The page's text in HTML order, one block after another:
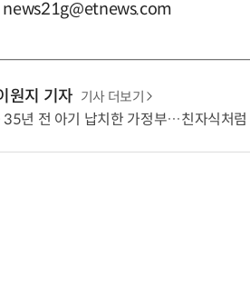
news21g@etnews.com
원지 기자 기사 더보기
35년 전 아기 납치한 가정부…친자식처